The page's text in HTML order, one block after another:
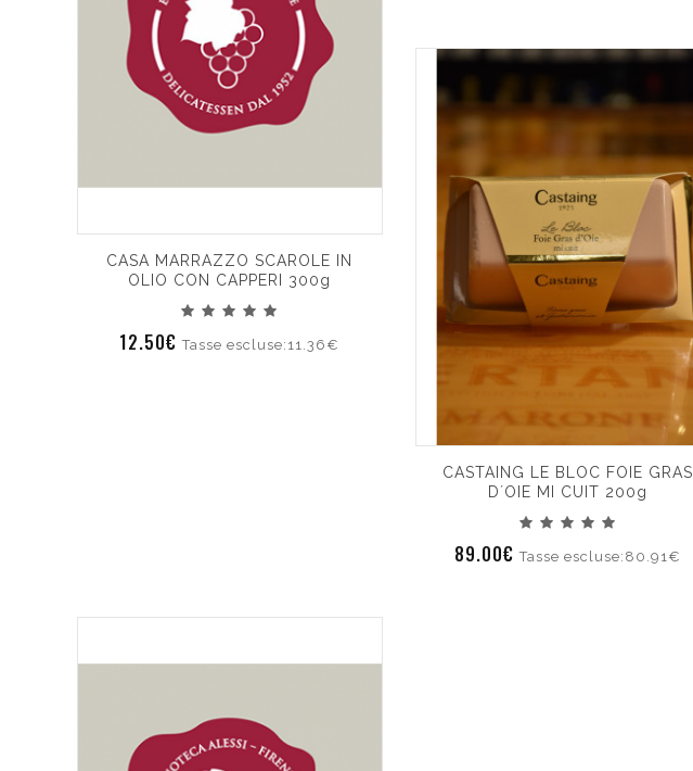
CASA MARRAZZO SCAROLE IN
OLIO CON CAPPERI 300g
12.50€Tasse escluse:11.36€
CASTAING LE BLOC FOIE GRAS
D´OIE MI CUIT 200g
89.00€Tasse escluse:80.91€